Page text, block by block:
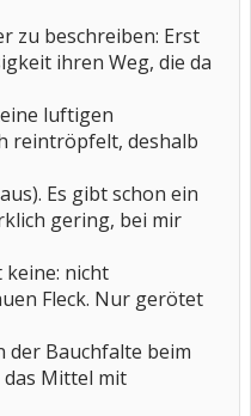
zu beschreiben: Erst
ihren Weg, die da
luftigen
reintröpfelt, deshalb
Es gibt schon ein
gering, bei mir
keine: nicht
Fleck. Nur gerötet
der Bauchfalte beim
das Mittel mit